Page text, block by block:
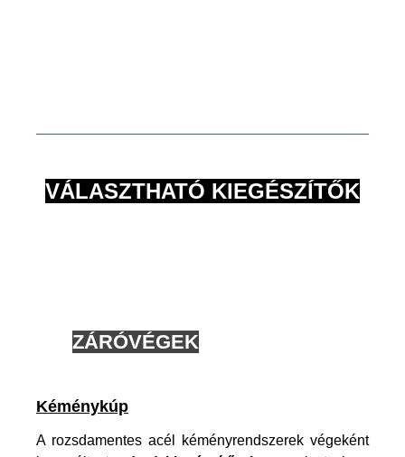
VÁLASZTHATÓ KIEGÉSZÍTŐK
ZÁRÓVÉGEK
Kéménykúp
A rozsdamentes acél kéményrendszerek végeként